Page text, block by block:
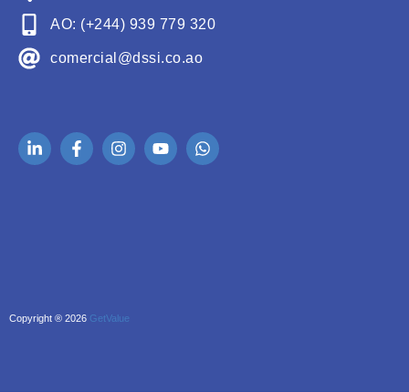
AO: (+244) 939 779 320
comercial@dssi.co.ao
Copyright ® 2026 GetValue